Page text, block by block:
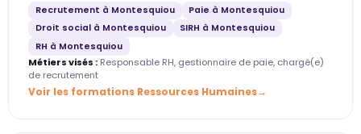
Recrutement à Montesquiou
Paie à Montesquiou
Droit social à Montesquiou
SIRH à Montesquiou
RH à Montesquiou
Métiers visés : Responsable RH, gestionnaire de paie, chargé(e)
de recrutement
Voir les formations Ressources Humaines